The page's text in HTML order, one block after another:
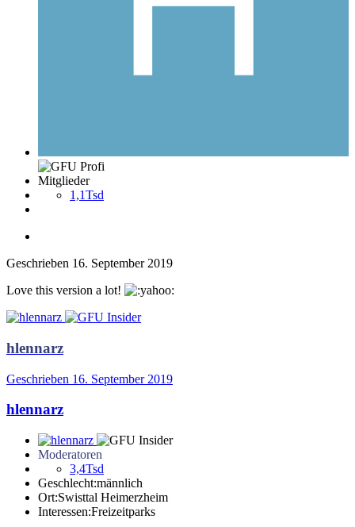
Mitglieder
1,1Tsd
Geschrieben 16. September 2019
Love this version a lot!
hlennarz
Geschrieben 16. September 2019
hlennarz
Moderatoren
3,4Tsd
Geschlecht:männlich
Ort:Swisttal Heimerzheim
Interessen:Freizeitparks